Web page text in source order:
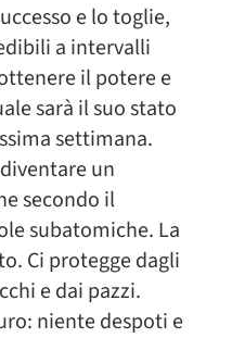
e lo toglie,
a intervalli
il potere e
sarà il suo stato
settimana.
un
secondo il
subatomiche. La
Ci protegge dagli
e dai pazzi.
niente despoti e